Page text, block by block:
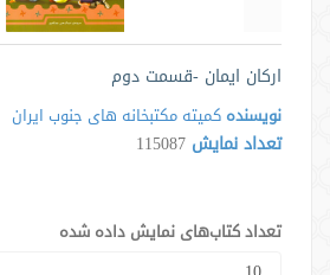
ارکان ایمان -قسمت دوم
نویسنده کمیته مکتبخانه های جنوب ایران
تعداد نمایش 115087
تعداد کتاب‌های نمایش داده شده